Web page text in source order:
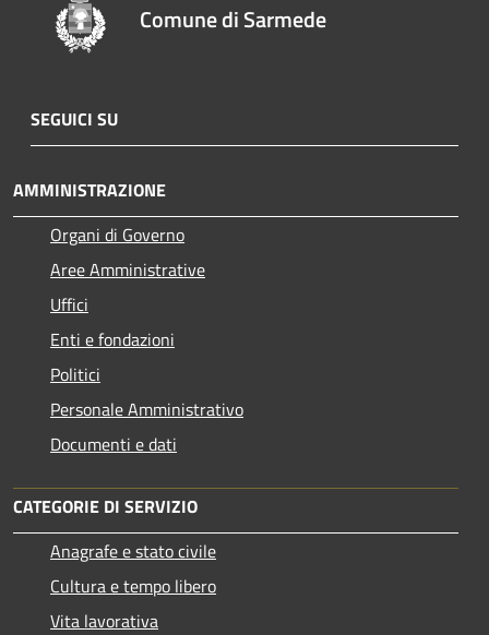
Comune di Sarmede
SEGUICI SU
AMMINISTRAZIONE
Organi di Governo
Aree Amministrative
Uffici
Enti e fondazioni
Politici
Personale Amministrativo
Documenti e dati
CATEGORIE DI SERVIZIO
Anagrafe e stato civile
Cultura e tempo libero
Vita lavorativa